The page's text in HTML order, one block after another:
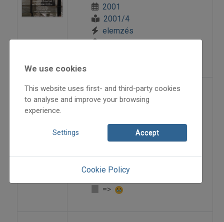
2001
2001/4
elemzés
Hanganyagok
2005
elemzés
=>
We use cookies
This website uses first- and third-party cookies
to analyse and improve your browsing
experience.
Settings Accept
Cookie Policy